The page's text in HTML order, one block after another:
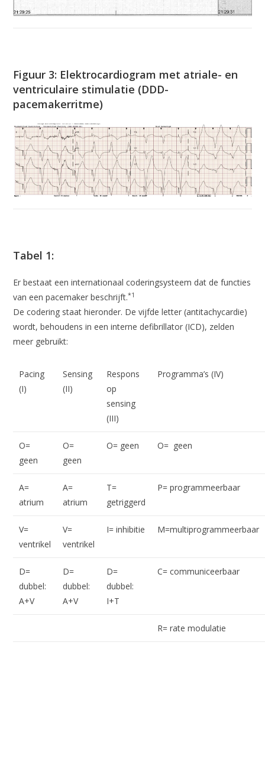
Figuur 3: Elektrocardiogram met atriale- en
ventriculaire stimulatie (DDD-
pacemakerritme)
Tabel 1:
Er bestaat een internationaal coderingsysteem dat de functies
van een pacemaker beschrijft.*1
De codering staat hieronder. De vijfde letter (antitachycardie)
wordt, behoudens in een interne defibrillator (ICD), zelden
meer gebruikt:
Pacing
(I)
Sensing
(II)
Respons
op
sensing
(III)
Programma’s (IV)
O=
geen
O=
geen
O= geen O= geen
A=
atrium
A=
atrium
T=
getriggerd
P= programmeerbaar
V=
ventrikel
V=
ventrikel
I= inhibitie M=multiprogrammeerbaar
D=
dubbel:
A+V
D=
dubbel:
A+V
D=
dubbel:
I+T
C= communiceerbaar
R= rate modulatie